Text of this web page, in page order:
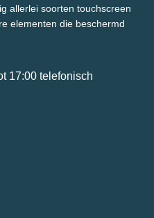
allerlei soorten touchscreen
elementen die beschermd
17:00 telefonisch